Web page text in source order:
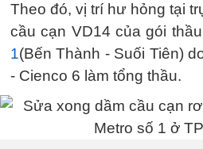
Theo đó, vị trí hư hỏng tại
cầu cạn VD14 của gói
1(Bến Thành - Suối Tiên)
- Cienco 6 làm tổng thầu.